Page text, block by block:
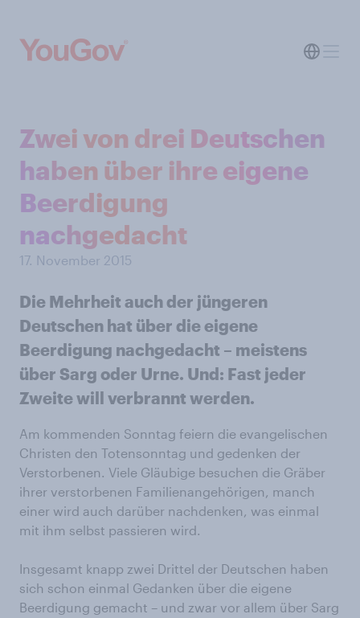
Zwei von drei Deutschen
haben über ihre eigene
Beerdigung
nachgedacht
17. November 2015
Die Mehrheit auch der jüngeren
Deutschen hat über die eigene
Beerdigung nachgedacht – meistens
über Sarg oder Urne. Und: Fast jeder
Zweite will verbrannt werden.
Am kommenden Sonntag feiern die evangelischen
Christen den Totensonntag und gedenken der
Verstorbenen. Viele Gläubige besuchen die Gräber
ihrer verstorbenen Familienangehörigen, manch
einer wird auch darüber nachdenken, was einmal
mit ihm selbst passieren wird.
Insgesamt knapp zwei Drittel der Deutschen haben
sich schon einmal Gedanken über die eigene
Beerdigung gemacht – und zwar vor allem über Sarg